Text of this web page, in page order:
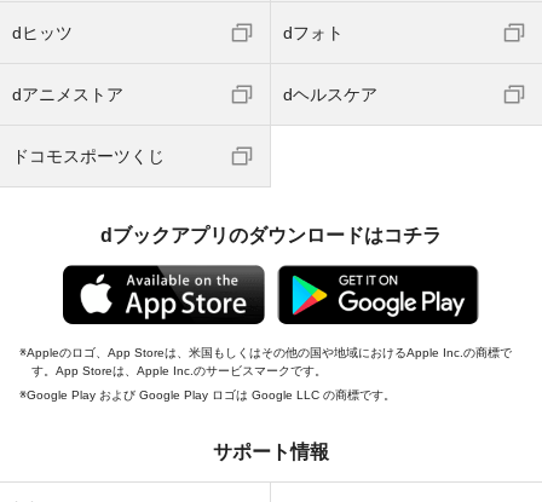
dヒッツ dフォト
dアニメストア dヘルスケア
ドコモスポーツくじ
dブックアプリのダウンロードはコチラ
Appleのロゴ、App Storeは、米国もしくはその他の国や地域におけるApple Inc.の商標で
す。App Storeは、Apple Inc.のサービスマークです。
Google Play および Google Play ロゴは Google LLC の商標です。
サポート情報